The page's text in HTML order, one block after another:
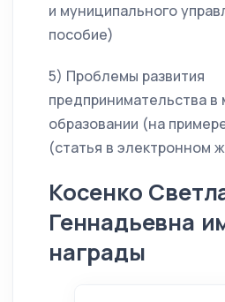
и муниципального
пособие)
5) Проблемы развития
предпринимательства
образовании (на
(статья в электронном
Косенко
Геннадьевна
награды